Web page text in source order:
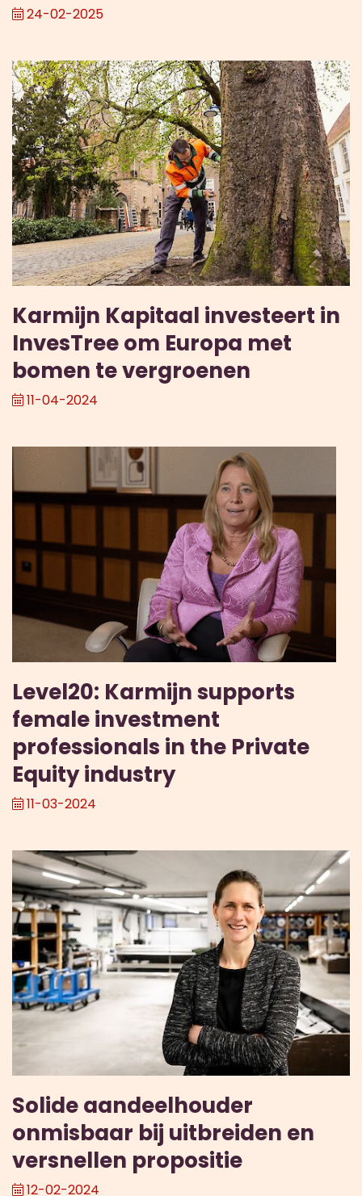
24-02-2025
Karmijn Kapitaal investeert in
InvesTree om Europa met
bomen te vergroenen
11-04-2024
Level20: Karmijn supports
female investment
professionals in the Private
Equity industry
11-03-2024
Solide aandeelhouder
onmisbaar bij uitbreiden en
versnellen propositie
12-02-2024